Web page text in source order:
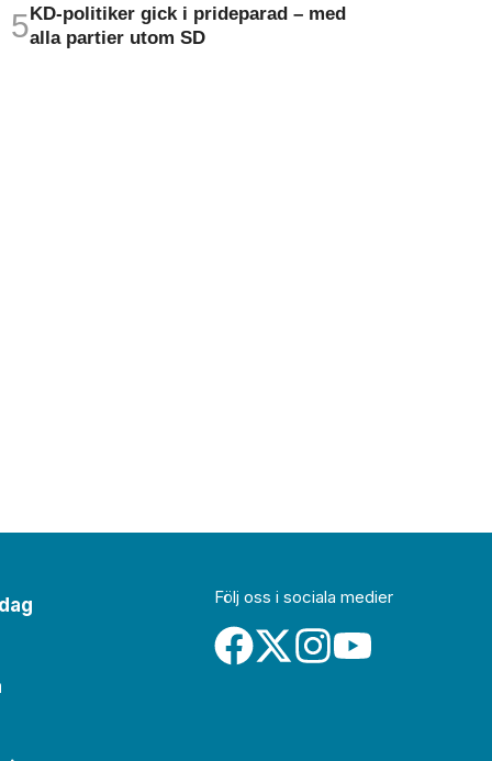
KD-politiker gick i prideparad – med
alla partier utom SD
Följ oss i sociala medier